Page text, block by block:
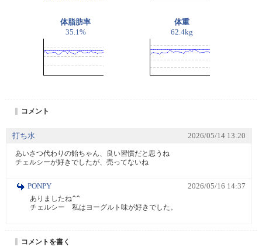
体脂肪率
35.1%
体重
62.4kg
コメント
打ち水 2026/05/14 13:20
あいさつ代わりの飴ちゃん、良い習慣だと思うね
チェルシーが好きでしたが、売ってないね
PONPY
2026/05/16 14:37
ありましたね^^
チェルシー　私はヨーグルト味が好きでした。
コメントを書く